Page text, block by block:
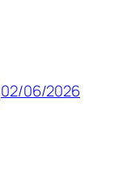
02/06/2026